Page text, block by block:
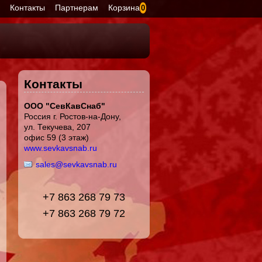
Контакты Партнерам Корзина 0
Контакты
ООО "СевКавСнаб"
Россия г. Ростов-на-Дону,
ул. Текучева, 207
офис 59 (3 этаж)
www.sevkavsnab.ru
sales@sevkavsnab.ru
+7 863 268 79 73
+7 863 268 79 72